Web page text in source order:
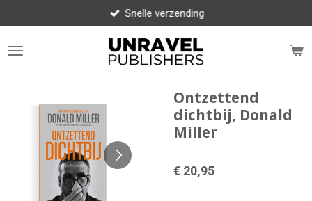
direct
naar
de
Snelle verzending
Ontzettend
dichtbij, Donald
Miller
€ 20,95